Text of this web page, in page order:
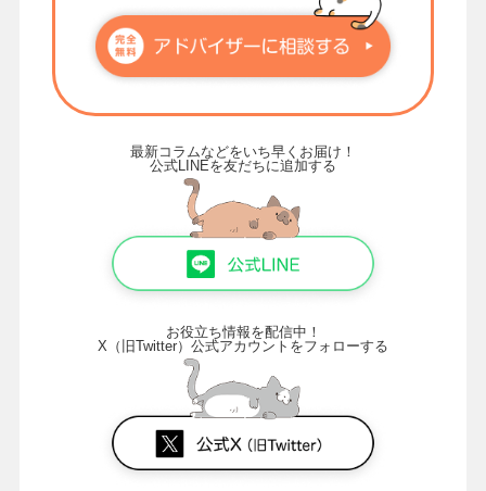
最新コラムなどをいち早くお届け！
公式LINEを友だちに追加する
お役立ち情報を配信中！
X（旧Twitter）公式アカウントをフォローする